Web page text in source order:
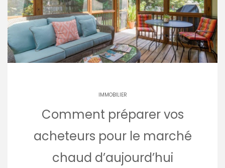
IMMOBILIER
Comment préparer vos
acheteurs pour le marché
chaud d’aujourd’hui